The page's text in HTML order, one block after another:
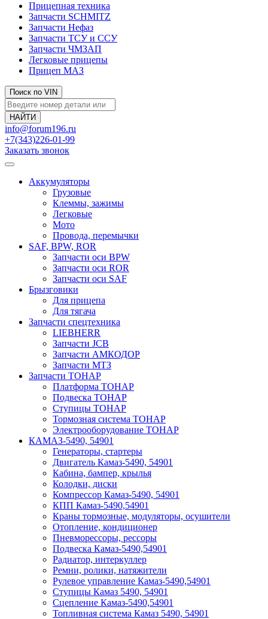
Прицепная техника
Запчасти SCHMITZ
Запчасти Нефаз
Запчасти ТСУ и ССУ
Запчасти ЧМЗАП
Легковые прицепы
Прицеп МАЗ
Поиск по VIN
info@forum196.ru
+7(343)226-01-99
Заказать звонок
Аккумуляторы
Грузовые
Клеммы, зажимы
Легковые
Мото
Провода, перемычки
SAF, BPW, ROR
Запчасти оси BPW
Запчасти оси ROR
Запчасти оси SAF
Брызговики
Для прицепа
Для тягача
Запчасти спецтехника
LIEBHERR
Запчасти JCB
Запчасти АМКОДОР
Запчасти МТЗ
Запчасти ТОНАР
Платформа ТОНАР
Подвеска ТОНАР
Ступицы ТОНАР
Тормозная система ТОНАР
Электрооборудование ТОНАР
КАМАЗ-5490, 54901
Генераторы, стартеры
Двигатель Камаз-5490, 54901
Кабина, бампер, крылья
Колодки, диски
Компрессор Камаз-5490, 54901
КПП Камаз-5490,54901
Краны тормозные, модуляторы, осушители
Отопление, кондиционер
Пневморессоры, рессоры
Подвеска Камаз-5490,54901
Радиатор, интеркуллер
Ремни, ролики, натяжители
Рулевое управление Камаз-5490,54901
Ступицы Камаз 5490, 54901
Сцепление Камаз-5490,54901
Топливная система Камаз 5490, 54901